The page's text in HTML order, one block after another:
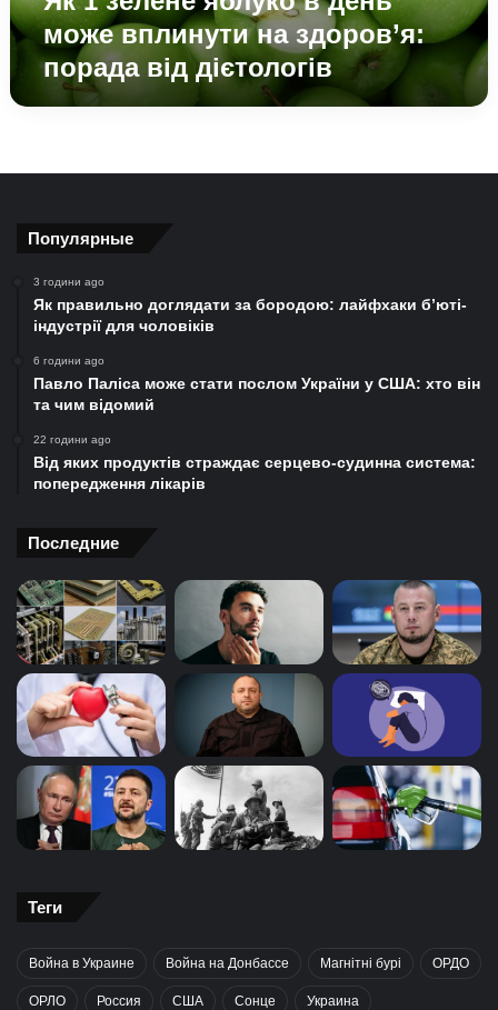
порада
від
дієтологів
може вплинути на здоров’я:
порада від дієтологів
Популярные
3 години ago
Як правильно доглядати за бородою: лайфхаки б’юті-
індустрії для чоловіків
6 години ago
Павло Паліса може стати послом України у США: хто він
та чим відомий
22 години ago
Від яких продуктів страждає серцево-судинна система:
попередження лікарів
Последние
Теги
Война в Украине Война на Донбассе Магнітні бурі ОРДО
ОРЛО Россия США Сонце Украина